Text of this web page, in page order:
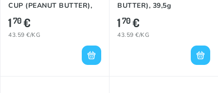
CUP (PEANUT BUTTER),
39g
170€
43.59 €/KG
BUTTER), 39,5g
170€
43.59 €/KG